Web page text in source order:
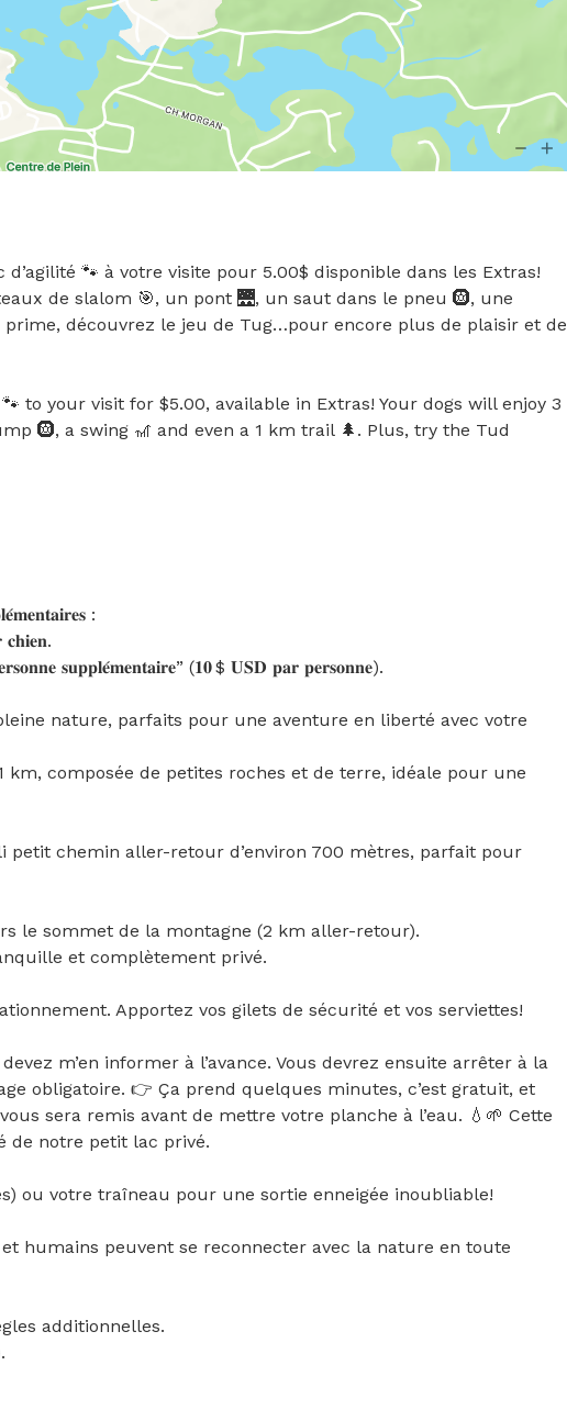
🐾 à votre visite pour 5.00$ disponible dans les Extras!
de slalom 🎯, un pont 🌉, un saut dans le pneu 🛞, une
découvrez le jeu de Tug…pour encore plus de plaisir et de
to your visit for $5.00, available in Extras! Your dogs will enjoy 3
🛞, a swing 🎢 and even a 1 km trail 🌲. Plus, try the Tud
:
𝐜𝐡𝐢𝐞𝐧.
𝐬𝐮𝐩𝐩𝐥𝐞́𝐦𝐞𝐧𝐭𝐚𝐢𝐫𝐞” (𝟏𝟎 $ 𝐔𝐒𝐃 𝐩𝐚𝐫 𝐩𝐞𝐫𝐬𝐨𝐧𝐧𝐞).
nature, parfaits pour une aventure en liberté avec votre
composée de petites roches et de terre, idéale pour une
petit chemin aller-retour d’environ 700 mètres, parfait pour
le sommet de la montagne (2 km aller-retour).
et complètement privé.
Apportez vos gilets de sécurité et vos serviettes!
m’en informer à l’avance. Vous devrez ensuite arrêter à la
obligatoire. 👉 Ça prend quelques minutes, c’est gratuit, et
sera remis avant de mettre votre planche à l’eau. 💧🌱 Cette
de notre petit lac privé.
ou votre traîneau pour une sortie enneigée inoubliable!
humains peuvent se reconnecter avec la nature en toute
additionnelles.